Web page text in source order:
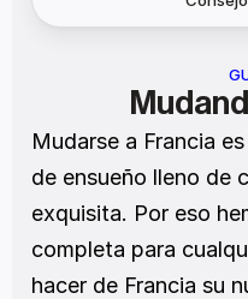
Mudarse a Francia
de ensueño lleno de
exquisita. Por eso
completa para
hacer de Francia su